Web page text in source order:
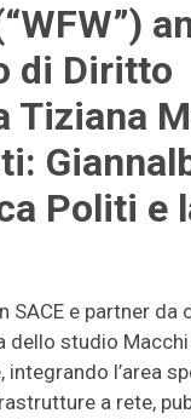
di Diritto
Tiziana
Politi e
SACE e partner da
studio Macchi
l’area
a rete,